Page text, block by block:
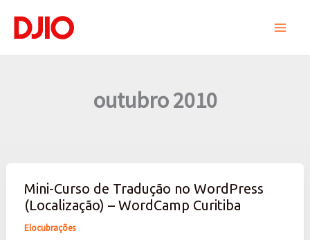
outubro 2010
Mini-Curso de Tradução no WordPress
(Localização) – WordCamp Curitiba
Elocubrações
Mini-
Curso
de